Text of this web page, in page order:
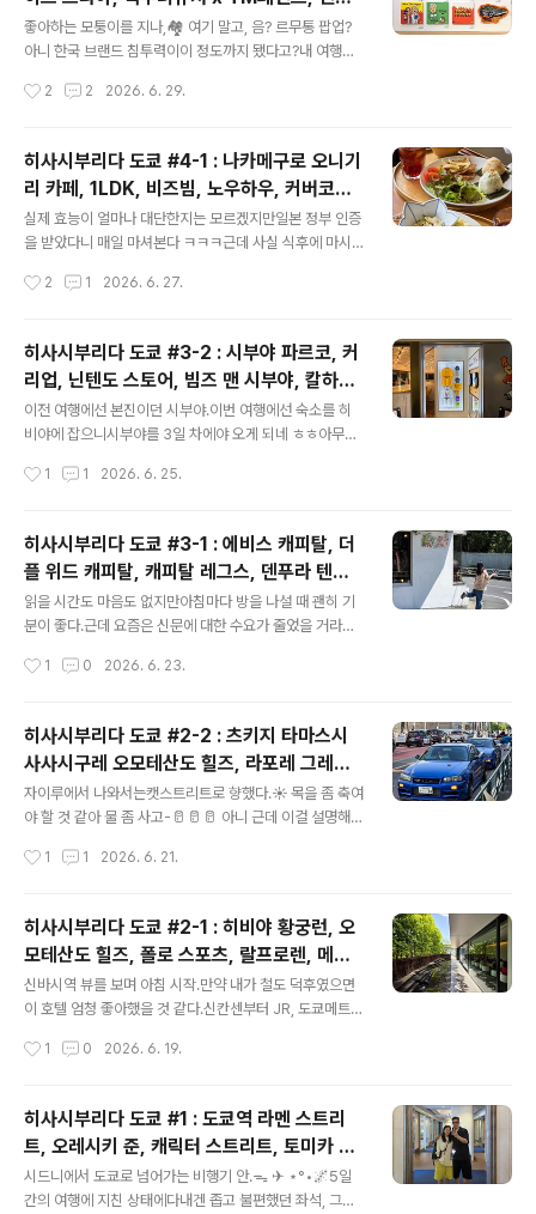
짐 하나 줄여와서 얼마나 좋은지 ㅋ🧳🧳🧳 태풍 소식은 반
갑지 않지만,그 덕분에 기온이 조금씩 내려갈 모양? 도쿄에
에서 파리 코스를 선택한다3. 페달을 밟는다참 쉽죠?😉
쿠 빔즈 재팬, 도버 스트리트 마켓 긴자, 켄박
스 다이캐스트, 긴자 식스
좋아하는 모퉁이를 지나,🏘️ 여기 말고, 음? 르무통 팝업?
아니 한국 브랜드 침투력이이 정도까지 됐다고?내 여행기
마 큰 형님(?) 티사이트 방문.🪵🌱🌿☘️🍀 츠타야 중심에
미 저분이 체중 관리인지뷰티 관리인지 엄청 하신 분인 건
알겠네. 다이칸야마 츠타야를 좋아하는 이유.책도 책이겠
지만여기서만 볼 수 있는 팝업 존이 많아서인데,🎪🎪🎪특
히 여기는 바이크, 자동차 카테고리가 강해서실제 차를 전
시하는 경우가 종종 있다.이번엔 카와사키 바이크를 가져
카테고리 팝업이츠타야 매장 곳곳에서 동시에 열리는데, ..
2 2 2026. 6. 29.
히사시부리다 도쿄 #4-1 : 나카메구로 오니기
리 카페, 1LDK, 비즈빔, 노우하우, 커버코드,
딘앤델루카, 다이칸야마 무인양품, 나나미카,
넘버슈가, 오쿠라, 봉쥬르 레코드, 포레스트게
이트, 사이드워크 스탠드, 나이젤카본, 덴햄
실제 효능이 얼마나 대단한지는 모르겠지만일본 정부 인증
을 받았다니 매일 마셔본다 ㅋㅋㅋ근데 사실 식후에 마시
이 좀 흐리네? 비가 올지 안 올지 모르겠지만피곤하기도 하
로-🎧🔋⚡그나저나 첫날 포스팅을 본 사람들은 기억할 텐
데이 호텔이 다 좋은데 구조가 좀 특이하다.헬스장에 가려
면 옆건물로 가야 하는데그러려면 무조건 2층으로 내려와
서이 긴 통로를 걸어간 뒤다른 엘리베이터를 타고 또 8층
으로 올라가야 함;;이게 도대체 무슨 비효율적인 노동인
동선의 끝까지 가면자그마한 호텔 헬스장이 나온다.호텔
2 1 2026. 6. 27.
히사시부리다 도쿄 #3-2 : 시부야 파르코, 커
리업, 닌텐도 스토어, 빔즈 맨 시부야, 칼하트
WIP, 키스, 스투시, 슈프림, 필그림, 페라리 3
48 GTS, 캣스트리트, 호텔 사우나
이전 여행에선 본진이던 시부야.이번 여행에선 숙소를 히
비야에 잡으니시부야를 3일 차에야 오게 되네 ㅎㅎ아무튼
니?저 새로운 폰트 간판은예전에 와서도 본 거긴 한데오랜
시대가 정말 많이 달라졌나 봐.이젠 K-POP 아이돌을일본
에서 보는 게 어색하지가 않아 ㅎㅎ🚛🚛🚛 아우 근데 사람
왜 이렇게 많냐 ㅋㅋㅋ벌써부터 힘드네;;; 라루쿠는 35주
년!굉장하다 굉장해!ᯓ★🎸⚡︎ 마루노우치에서도 봤지만옷
얔ㅋㅋ주말이긴 했지만,파르코 인기가 이 정도라..
1 1 2026. 6. 25.
히사시부리다 도쿄 #3-1 : 에비스 캐피탈, 더
플 위드 캐피탈, 캐피탈 레그스, 덴푸라 텐토
라 히비야 텐동, 니시카와 쇼로쿠 쇼텐, 노스
페이스 플레이, 렉서스 미츠 카페, 신바시 코
인 세탁소
읽을 시간도 마음도 없지만아침마다 방을 나설 때 괜히 기
분이 좋다.근데 요즘은 신문에 대한 수요가 줄었을 거라이
길...💪📰💪🗞️💪 내려가는 엘리베이터 기다리는 동안복도
것 같고!🌞 오늘은 러닝 전에 갈 곳이 있어운동 코스와 반
대 방향으로 출발! 정겨운 덴샤 센로.색깔 때문인지 마냥 귀
여워 ㅎㅎ🔰🔰🔰 일본은 이런 센로 밑에식당이나 술집이
들어선 코카시타가 많다.🍷🍾🥂🍻대부분 저녁 장사를 하기
때문에아침에는 고요하지만, 저녁에는퇴근하는 직장인들
서 정확히 매칭되는 도시는 없지만굳이 끼워맞추자면 여의
1 0 2026. 6. 23.
히사시부리다 도쿄 #2-2 : 츠키지 타마스시
사사시구레 오모테산도 힐즈, 라포레 그레이
트, 빔즈 하라주쿠, 리버티워크, 리토우, 미하
라 야스히로, 네이버후드, 닛산 스카이라인 G
T-R R34, R35
자이루에서 나와서는캣스트리트로 향했다.☀️ 목을 좀 축여
야 할 것 같아 물 좀 사고-🥛🥛🥛 아니 근데 이걸 설명해
024년에 새로 생겼다는 하라카도.처음 봐서 어색하긴 하
🥳🎊🎁 그레이트 구경하러 라포레에 왔는데,그레이트가 1
층에 안테나숍 같은 걸 만든?📡 그 옆엔 락피쉬웨더웨어?
대단한데?🇰🇷🇬🇧 뭘 산적은 없지만늘 하라주쿠 오면
구경은 하는 그레이트.아 여기 그레이트라고 읽는 건데지
알팔(?)이라고 부르는 분들이 많은 듯? ㅎㅎ그럴 거면 지알
데 여유롭게 구경 좀 할랬더니스태프 하나가 내 뒤를 졸졸
1 1 2026. 6. 21.
히사시부리다 도쿄 #2-1 : 히비야 황궁런, 오
모테산도 힐즈, 폴로 스포츠, 랄프로렌, 메디
콤토이 플러스, 포터, 모마 스토어, 사샤 카네
타나카, 베이프, 팔라스, 미하라 야스히로, Y-
3, 딘앤델루카
신바시역 뷰를 보며 아침 시작.만약 내가 철도 덕후였으면
이 호텔 엄청 좋아했을 것 같다.신칸센부터 JR, 도쿄메트
잖아?🚅🚂🚆🚃🚈🚊🚋 객실에서 엘리베이터로 향하는
보이는 황궁 경치 감상.🌲💚🏯🌳☘️객실 방향이 이쪽이면
더 좋았겠지만이렇게 잠깐잠깐 보는 것만으로도 감해- 어
제 호텔 로비에서웨딩 촬영하는 모습을 소개했는데이른 아
침에 내려와 보면이렇게 근사한 홀 분위기를 만끽할 수 있
다.ദ്ദി(˵ •̀ ᴗ - ˵ ) ✧특히 저 앞에 커다란 로비 플라워가 압
1 0 2026. 6. 19.
히사시부리다 도쿄 #1 : 도쿄역 라멘 스트리
트, 오레시키 준, 캐릭터 스트리트, 토미카 스
토어, 히비야 임페리얼 호텔, 신마루노우치,
포터 클래식, 마루노우치 나카도리 줄다리기
시드니에서 도쿄로 넘어가는 비행기 안.ᯓ ✈︎ ⋆°•🌌5일
간의 여행에 지친 상태에다내겐 좁고 불편했던 좌석, 그리